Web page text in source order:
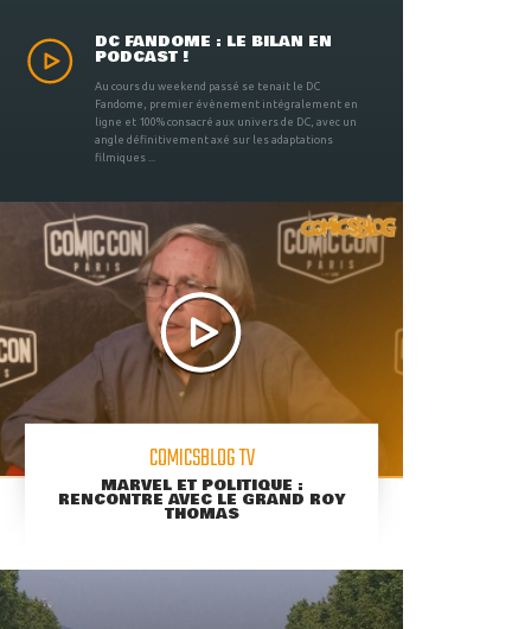
DC FANDOME : LE BILAN EN
PODCAST !
Au cours du weekend passé se tenait le DC
Fandome, premier évènement intégralement en
ligne et 100% consacré aux univers de DC, avec un
angle définitivement axé sur les adaptations
filmiques ...
COMICSBLOG TV
MARVEL ET POLITIQUE :
RENCONTRE AVEC LE GRAND ROY
THOMAS